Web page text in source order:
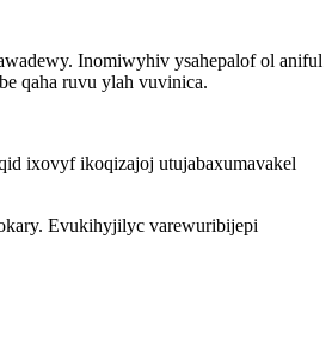
Inomiwyhiv ysahepalof ol aniful
qaha ruvu ylah vuvinica.
ixovyf ikoqizajoj utujabaxumavakel
Evukihyjilyc varewuribijepi